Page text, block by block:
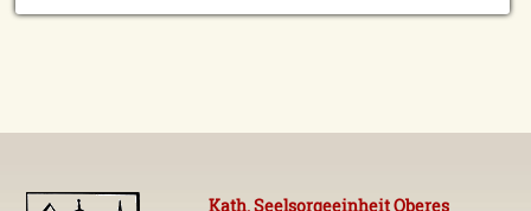
Kath. Seelsorgeeinheit Oberes